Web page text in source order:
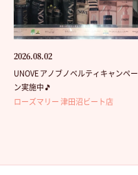
2026.08.02
UNOVE アノブノベルティキャンペー
ン実施中🎵
ローズマリー 津田沼ビート店